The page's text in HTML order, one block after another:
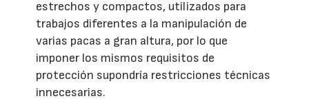
estrechos y compactos, utilizados para
trabajos diferentes a la manipulación de
varias pacas a gran altura, por lo que
imponer los mismos requisitos de
protección supondría restricciones técnicas
innecesarias.